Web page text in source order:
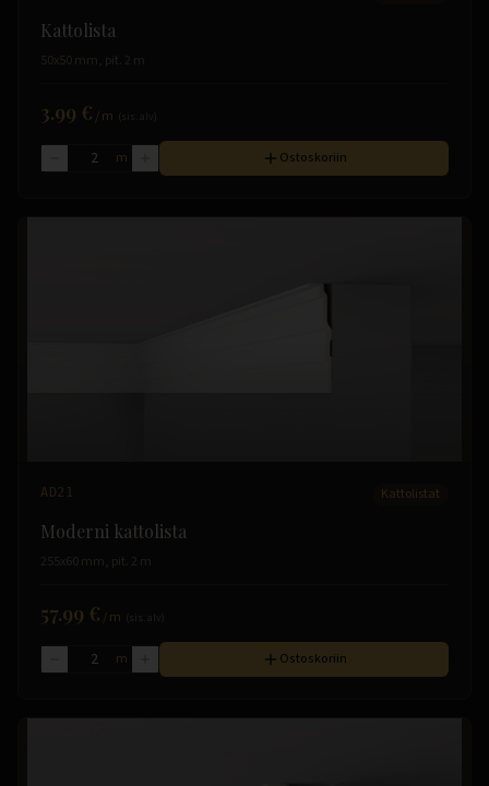
Kattolista
50x50 mm, pit. 2 m
3.99 € /m
m Ostoskoriin
AD21 Kattolistat
Moderni kattolista
255x60 mm, pit. 2 m
57.99 € /m
m Ostoskoriin